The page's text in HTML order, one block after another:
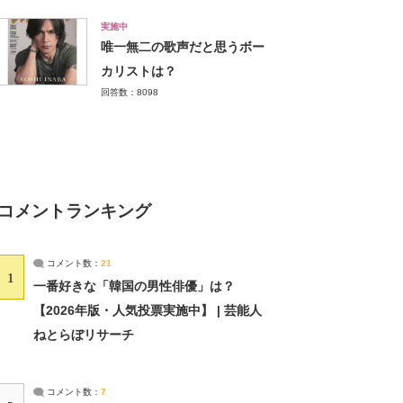
実施中
唯一無二の歌声だと思うボー
カリストは？
回答数：8098
コメントランキング
1
コメント数： 21
一番好きな「韓国の男性俳優」は？
【2026年版・人気投票実施中】 | 芸能人
ねとらぼリサーチ
コメント数： 7